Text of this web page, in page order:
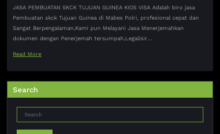
JASA PEMBUATAN SKCK TUJUAN GUINEA KIOS VISA Adalah biro jasa
Pembuatan skck Tujuan Guinea di Mabes Polri, profesional cepat dan
Sangat Berpengalaman,Kami pun Melayani Jasa Menerjemahkan
dokumen dengan Penerjemah tersumpah,Legalisir…
Read More
Search